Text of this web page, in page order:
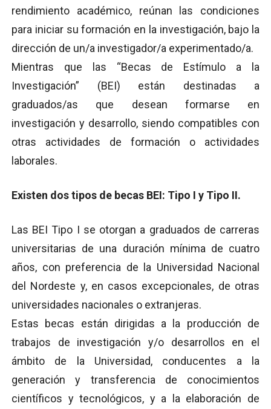
rendimiento académico, reúnan las condiciones
para iniciar su formación en la investigación, bajo la
dirección de un/a investigador/a experimentado/a.
Mientras que las “Becas de Estímulo a la
Investigación” (BEI) están destinadas a
graduados/as que desean formarse en
investigación y desarrollo, siendo compatibles con
otras actividades de formación o actividades
laborales.
Existen dos tipos de becas BEI: Tipo I y Tipo II.
Las BEI Tipo I se otorgan a graduados de carreras
universitarias de una duración mínima de cuatro
años, con preferencia de la Universidad Nacional
del Nordeste y, en casos excepcionales, de otras
universidades nacionales o extranjeras.
Estas becas están dirigidas a la producción de
trabajos de investigación y/o desarrollos en el
ámbito de la Universidad, conducentes a la
generación y transferencia de conocimientos
científicos y tecnológicos, y a la elaboración de